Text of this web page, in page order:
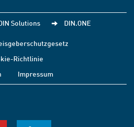
Solutions DIN.ONE
Richtlinie
Impressum